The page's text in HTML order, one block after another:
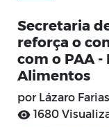
Secretaria
reforça o
com o PAA
Alimentos
por Lázaro
1680